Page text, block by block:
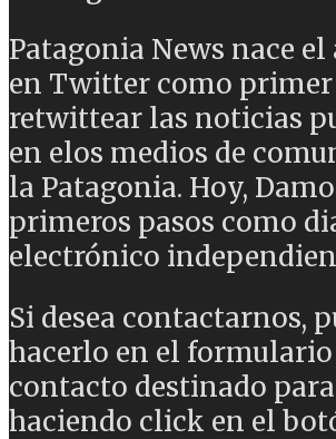
Patagonia News nace el
en Twitter como
retwittear las noticias
en elos medios de
la Patagonia. Hoy,
primeros pasos como
electrónico
Si desea contactarnos,
hacerlo en el formulario
contacto destinado
haciendo click en el